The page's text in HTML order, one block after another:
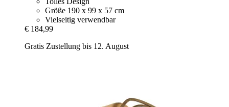
Größe 190 x 99 x 57 cm
Vielseitig verwendbar
€ 184,99
Gratis Zustellung bis 12. August